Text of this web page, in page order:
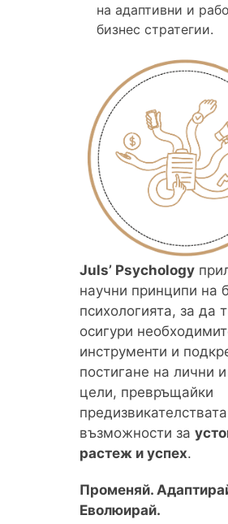
на адаптивни и
бизнес стратегии.
Juls’ Psychology
научни принципи на
психологията, за да
осигури
инструменти и
постигане на лични
цели, превръщайки
възможности за
растеж и успех.
Променяй.
Еволюирай.